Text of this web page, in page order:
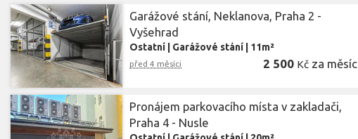
Garážové stání, Neklanova, Praha 2 -
Vyšehrad
Ostatní | Garážové stání | 11m²
před 4 měsíci 2 500 Kč za měsíc
Pronájem parkovacího místa v zakladači,
Praha 4 - Nusle